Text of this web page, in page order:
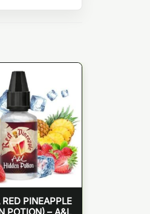
PINEAPPLE
POTION) – A&L